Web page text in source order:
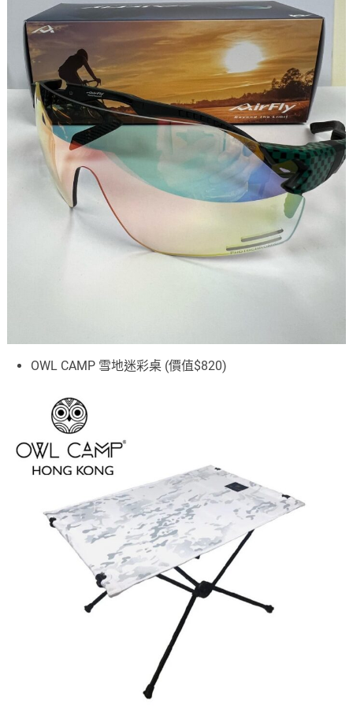
OWL CAMP 雪地迷彩桌 (價值$820)